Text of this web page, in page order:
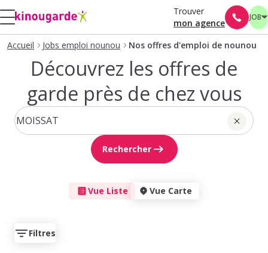
Trouver
mon agence
JOB
Accueil Jobs emploi nounou Nos offres d'emploi de nounou
Découvrez les offres de
garde près de chez vous
Rechercher
Vue Liste Vue Carte
Filtres